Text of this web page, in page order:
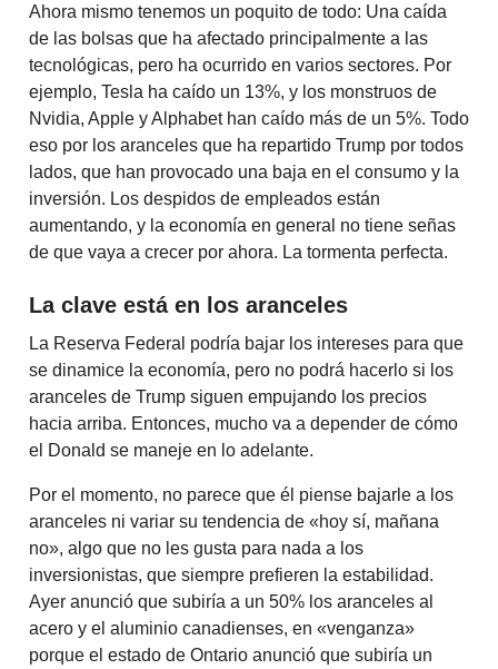
Ahora mismo tenemos un poquito de todo: Una caída
de las bolsas que ha afectado principalmente a las
tecnológicas, pero ha ocurrido en varios sectores. Por
ejemplo, Tesla ha caído un 13%, y los monstruos de
Nvidia, Apple y Alphabet han caído más de un 5%. Todo
eso por los aranceles que ha repartido Trump por todos
lados, que han provocado una baja en el consumo y la
inversión. Los despidos de empleados están
aumentando, y la economía en general no tiene señas
de que vaya a crecer por ahora. La tormenta perfecta.
La clave está en los aranceles
La Reserva Federal podría bajar los intereses para que
se dinamice la economía, pero no podrá hacerlo si los
aranceles de Trump siguen empujando los precios
hacia arriba. Entonces, mucho va a depender de cómo
el Donald se maneje en lo adelante.
Por el momento, no parece que él piense bajarle a los
aranceles ni variar su tendencia de «hoy sí, mañana
no», algo que no les gusta para nada a los
inversionistas, que siempre prefieren la estabilidad.
Ayer anunció que subiría a un 50% los aranceles al
acero y el aluminio canadienses, en «venganza»
porque el estado de Ontario anunció que subiría un